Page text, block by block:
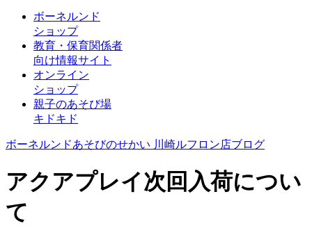
ボーネルンド
ショップ
教育・保育関係者
向け情報サイト
オンライン
ショップ
親子のあそび場
キドキド
ボーネルンドあそびのせかい 川崎ルフロン店ブログ
アクアプレイ次回入荷につい
て